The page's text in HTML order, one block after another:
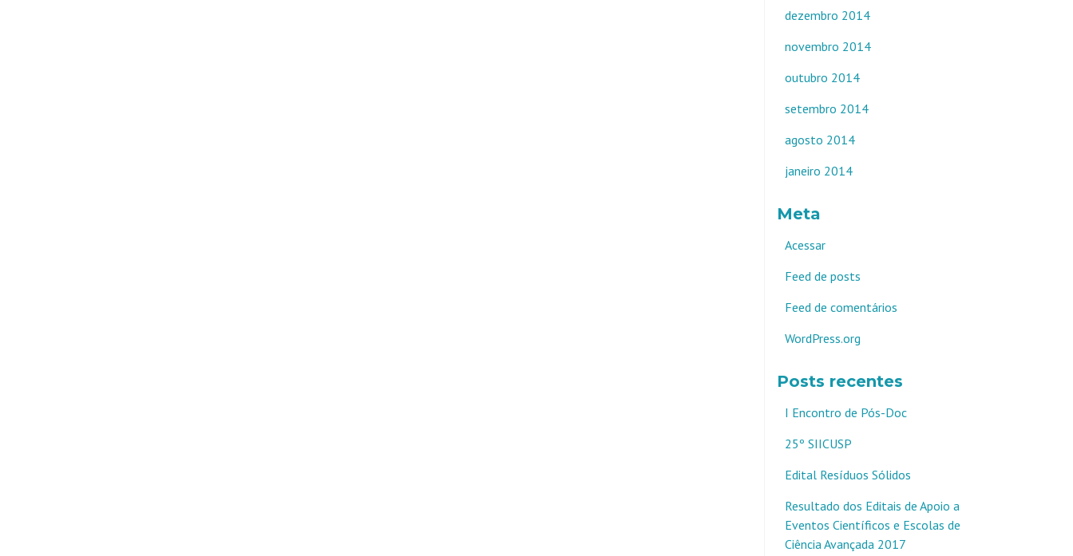
dezembro 2014
novembro 2014
outubro 2014
setembro 2014
agosto 2014
janeiro 2014
Meta
Acessar
Feed de posts
Feed de comentários
WordPress.org
Posts recentes
I Encontro de Pós-Doc
25º SIICUSP
Edital Resíduos Sólidos
Resultado dos Editais de Apoio a
Eventos Científicos e Escolas de
Ciência Avançada 2017